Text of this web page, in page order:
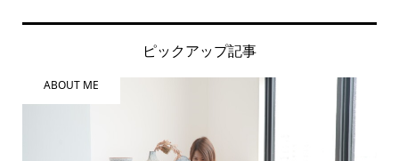
ピックアップ記事
ABOUT ME